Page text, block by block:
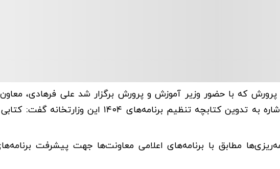
که با حضور وزیر آموزش و پرورش برگزار شد علی فرهادی، معاون
توسعه منابع وزارت آموزش و پرورش با اشاره به تدوین کتابچه تنظیم برنامه‌های
مطابق با برنامه‌های اعلامی معاونت‌ها جهت پیشرفت